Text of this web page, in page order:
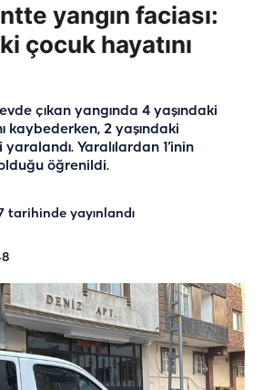
yangın faciası:
çocuk hayatını
çıkan yangında 4 yaşındaki
kaybederken, 2 yaşındaki
Yaralılardan 1’inin
öğrenildi.
tarihinde yayınlandı